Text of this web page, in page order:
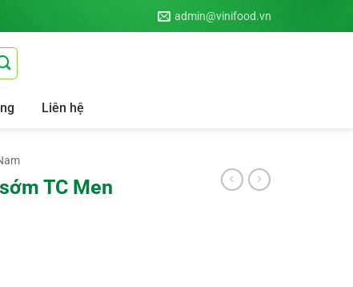
admin@vinifood.vn
Liên hệ
TC Men